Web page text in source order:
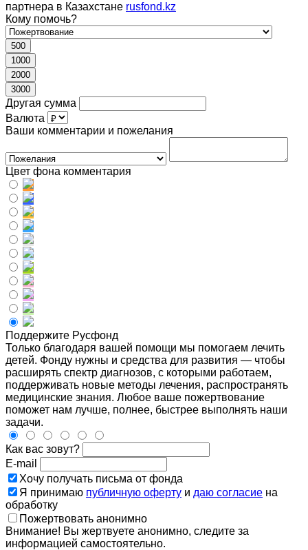
партнера в Казахстане rusfond.kz
Кому помочь?
500
1000
2000
3000
Другая сумма
Валюта
Ваши комментарии и пожелания
Цвет фона комментария
Поддержите Русфонд
Только благодаря вашей помощи мы помогаем лечить
детей. Фонду нужны и средства для развития — чтобы
расширять спектр диагнозов, с которыми работаем,
поддерживать новые методы лечения, распространять
медицинские знания. Любое ваше пожертвование
поможет нам лучше, полнее, быстрее выполнять наши
задачи.
Как вас зовут?
E-mail
Хочу получать письма от фонда
Я принимаю публичную оферту и даю согласие на
обработку
Пожертвовать анонимно
Внимание! Вы жертвуете анонимно, следите за
информацией самостоятельно.